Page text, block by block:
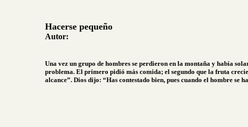
Hacerse pequeño
Autor:
Una vez un grupo de hombres se perdieron en la montaña y había
problema. El primero pidió más comida; el segundo que la fruta
alcance”. Dios dijo: “Has contestado bien, pues cuando el hombre se